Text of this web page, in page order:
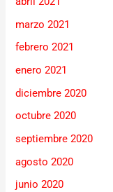
marzo 2021
febrero 2021
enero 2021
diciembre 2020
octubre 2020
septiembre 2020
agosto 2020
junio 2020